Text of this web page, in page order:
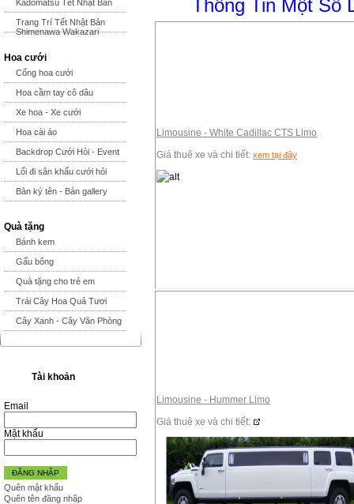
Kadomatsu Tết Nhật Bản
Trang Trí Tết Nhật Bản
Shimenawa Wakazari
Hoa cưới
Cổng hoa cưới
Hoa cầm tay cô dâu
Xe hoa - Xe cưới
Hoa cài áo
Backdrop Cưới Hỏi - Event
Lối đi sân khấu cưới hỏi
Bàn ký tên - Bàn gallery
Quà tặng
Bánh kem
Gấu bông
Quà tặng cho trẻ em
Trái Cây Hoa Quả Tươi
Cây Xanh - Cây Văn Phòng
Tài khoản
Email
Mật khẩu
ĐĂNG NHẬP
Quên mật khẩu
Quên tên đăng nhập
Thông Tin Một Số
Limousine - White Cadillac CTS Limo
Giá thuê xe và chi tiết: xem tại đây
Limousine - Hummer Limo
Giá thuê xe và chi tiết: